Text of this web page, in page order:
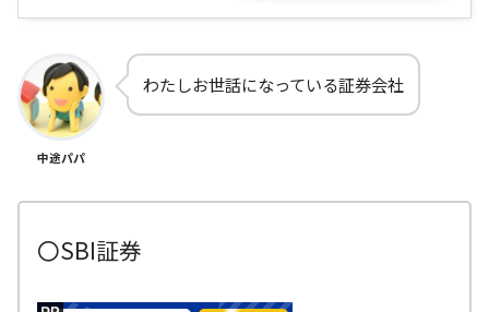
中途パパ
わたしお世話になっている証券会社
〇SBI証券